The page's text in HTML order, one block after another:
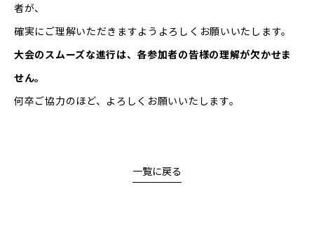
者が、
確実にご理解いただきますようよろしくお願いいたします。
大会のスムーズな進行は、各参加者の皆様の理解が欠かせま
せん。
何卒ご協力のほど、よろしくお願いいたします。
一覧に戻る